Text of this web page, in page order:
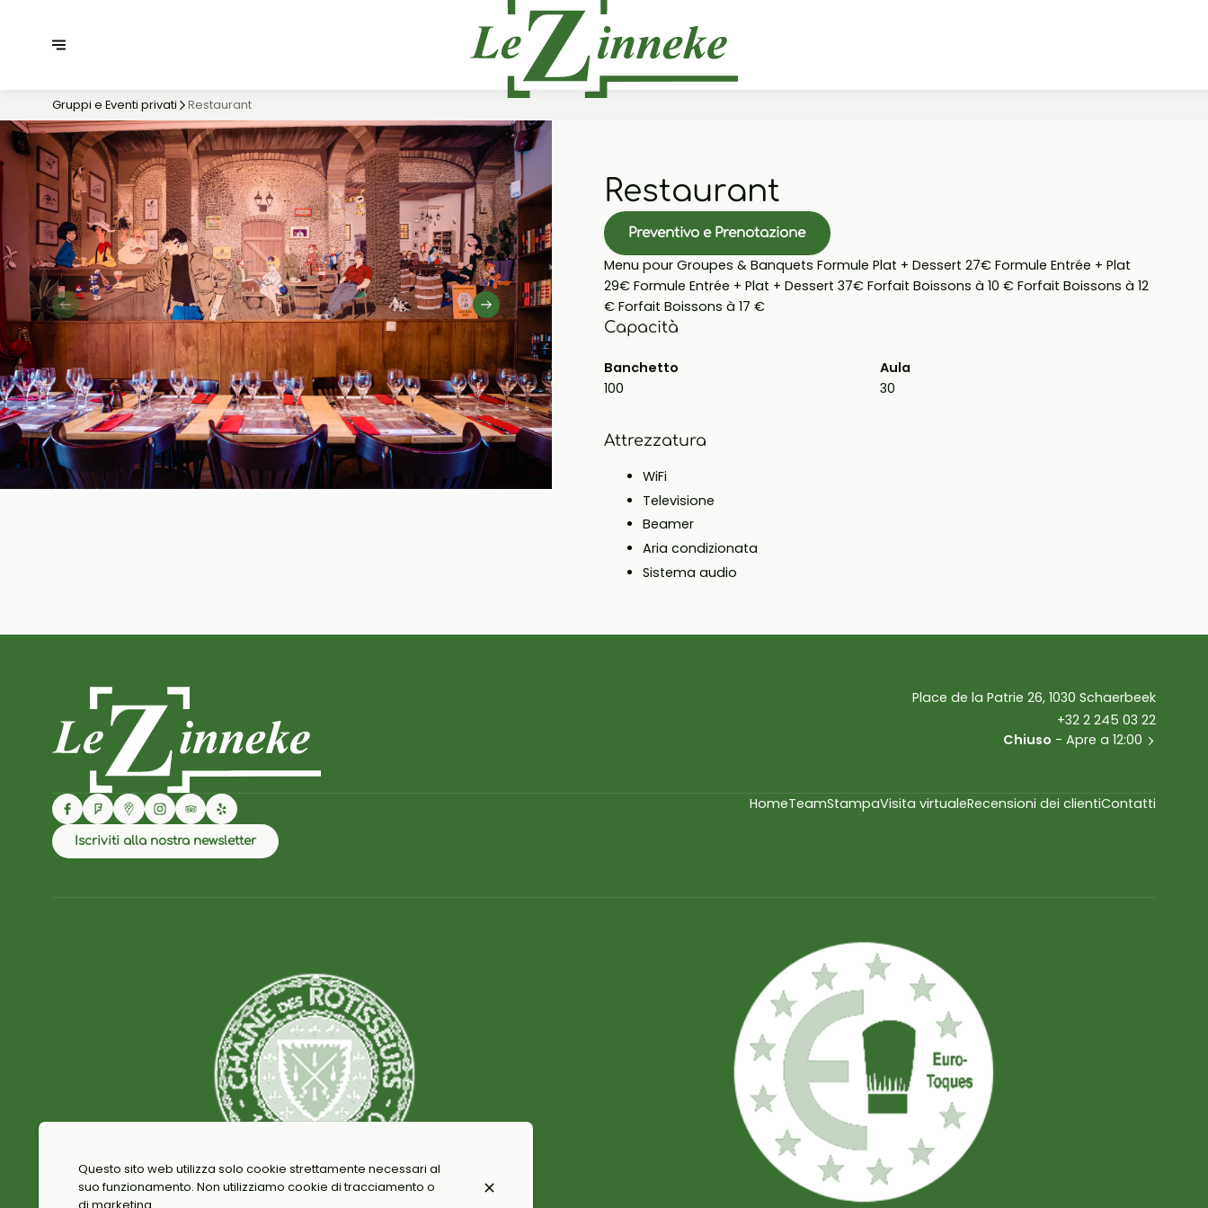
Gruppi e Eventi privati Restaurant
Restaurant
Preventivo e Prenotazione
Menu pour Groupes & Banquets Formule Plat + Dessert 27€ Formule Entrée + Plat
29€ Formule Entrée + Plat + Dessert 37€ Forfait Boissons à 10 € Forfait Boissons à 12
€ Forfait Boissons à 17 €
Capacità
Banchetto
100
Aula
30
Attrezzatura
WiFi
Televisione
Beamer
Aria condizionata
Sistema audio
Place de la Patrie 26, 1030 Schaerbeek
+32 2 245 03 22
Chiuso - Apre a 12:00
HomeTeamStampaVisita virtualeRecensioni dei clientiContatti
Iscriviti alla nostra newsletter
Questo sito web utilizza solo cookie strettamente necessari al
suo funzionamento. Non utilizziamo cookie di tracciamento o